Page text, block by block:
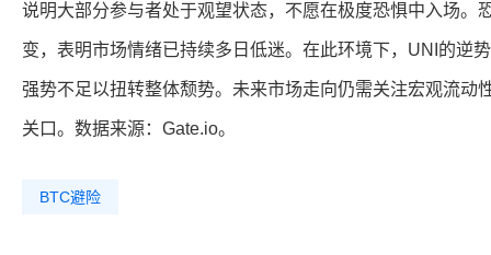
说明大部分参与者处于观望状态，不愿在极度恐惧中入场。
变，表明市场情绪已持续多日低迷。在此环境下，UNI的逆
强势不足以扭转整体颓势。未来市场走向仍需关注宏观流动
关口。数据来源：Gate.io。
BTC避险